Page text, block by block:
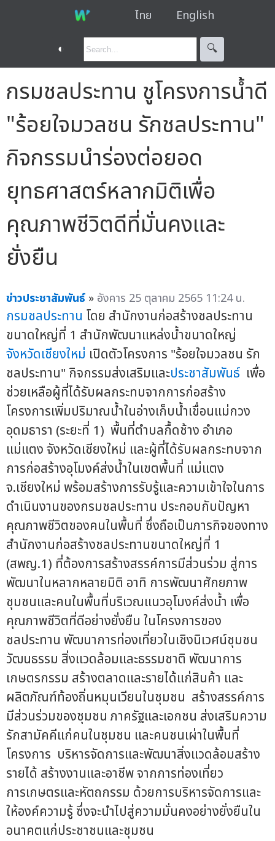
ไทย English
◐ 🔍︎
กรมชลประทาน ชูโครงการน้ำดี
"ร้อยใจมวลชน รักชลประทาน"
กิจกรรมนำร่องต่อยอด
ยุทธศาสตร์หลากมิติเพื่อ
คุณภาพชีวิตดีที่มั่นคงและ
ยั่งยืน
ข่าวประชาสัมพันธ์ » อังคาร 25 ตุลาคม 2565 11:24 น.
กรมชลประทาน โดย สำนักงานก่อสร้างชลประทาน
ขนาดใหญ่ที่ 1 สำนักพัฒนาแหล่งน้ำขนาดใหญ่
จังหวัดเชียงใหม่ เปิดตัวโครงการ "ร้อยใจมวลชน รัก
ชลประทาน" กิจกรรมส่งเสริมและประชาสัมพันธ์ เพื่อ
ช่วยเหลือผู้ที่ได้รับผลกระทบจากการก่อสร้าง
โครงการเพิ่มปริมาณน้ำในอ่างเก็บน้ำเขื่อนแม่กวง
อุดมธารา (ระยะที่ 1) พื้นที่ตำบลกื้ดช้าง อำเภอ
แม่แตง จังหวัดเชียงใหม่ และผู้ที่ได้รับผลกระทบจาก
การก่อสร้างอุโมงค์ส่งน้ำในเขตพื้นที่ แม่แตง
จ.เชียงใหม่ พร้อมสร้างการรับรู้และความเข้าใจในการ
ดำเนินงานของกรมชลประทาน ประกอบกับปัญหา
คุณภาพชีวิตของคนในพื้นที่ ซึ่งถือเป็นภารกิจของทาง
สำนักงานก่อสร้างชลประทานขนาดใหญ่ที่ 1
(สพญ.1) ที่ต้องการสร้างสรรค์การมีส่วนร่วม สู่การ
พัฒนาในหลากหลายมิติ อาทิ การพัฒนาศักยภาพ
ชุมชนและคนในพื้นที่บริเวณแนวอุโมงค์ส่งน้ำ เพื่อ
คุณภาพชีวิตที่ดีอย่างยั่งยืน ในโครงการของ
ชลประทาน พัฒนาการท่องเที่ยวในเชิงนิเวศน์ชุมชน
วัฒนธรรม สิ่งแวดล้อมและธรรมชาติ พัฒนาการ
เกษตรกรรม สร้างตลาดและรายได้แก่สินค้า และ
ผลิตภัณฑ์ท้องถิ่นหมุนเวียนในชุมชน สร้างสรรค์การ
มีส่วนร่วมของชุมชน ภาครัฐและเอกชน ส่งเสริมความ
รักสามัคคีแก่คนในชุมชน และคนชนเผ่าในพื้นที่
โครงการ บริหารจัดการและพัฒนาสิ่งแวดล้อมสร้าง
รายได้ สร้างงานและอาชีพ จากการท่องเที่ยว
การเกษตรและหัตถกรรม ด้วยการบริหารจัดการและ
ให้องค์ความรู้ ซึ่งจะนำไปสู่ความมั่นคงอย่างยั่งยืนใน
อนาคตแก่ประชาชนและชุมชน